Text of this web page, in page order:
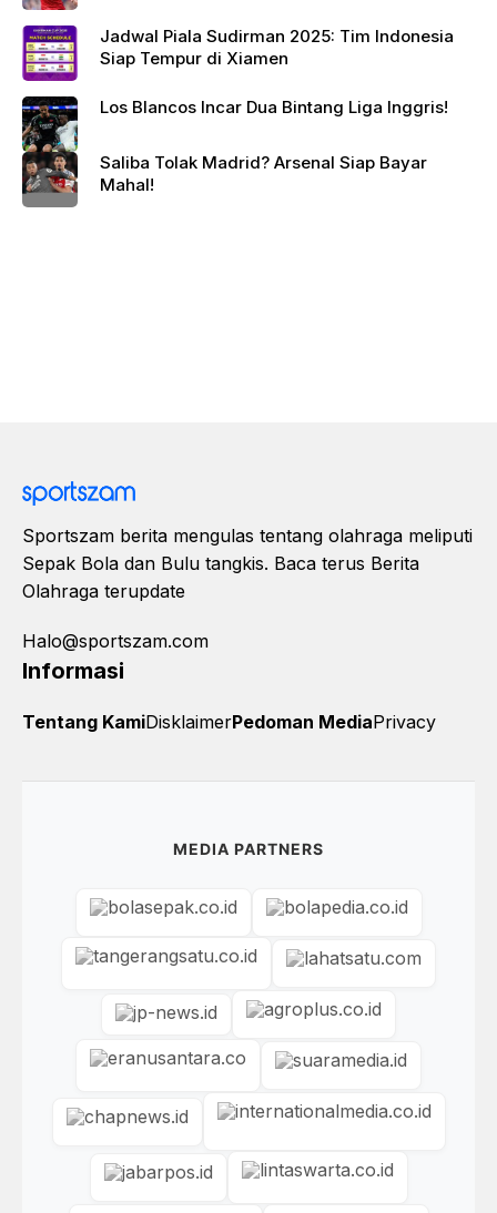
Jadwal Piala Sudirman 2025: Tim Indonesia
Siap Tempur di Xiamen
Los Blancos Incar Dua Bintang Liga Inggris!
Saliba Tolak Madrid? Arsenal Siap Bayar
Mahal!
Sportszam berita mengulas tentang olahraga meliputi
Sepak Bola dan Bulu tangkis. Baca terus Berita
Olahraga terupdate
Halo@sportszam.com
Informasi
Tentang KamiDisklaimerPedoman MediaPrivacy
MEDIA PARTNERS